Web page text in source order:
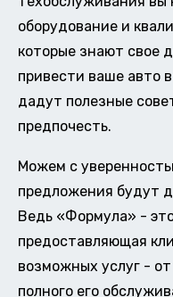
оборудование и
которые знают свое
привести ваше авто
дадут полезные
предпочесть.
Можем с
предложения будут
Ведь «Формула» -
предоставляющая
возможных услуг -
полного его